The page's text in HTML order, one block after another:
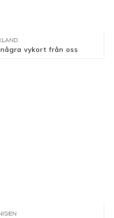
vykort från oss